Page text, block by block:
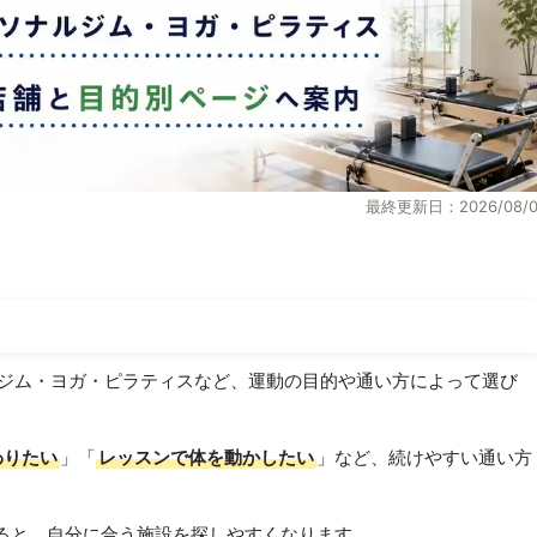
最終更新日：2026/08/
ム・ヨガ・ピラティスなど、運動の目的や通い方によって選び
たい 」「レッスンで体を動かしたい 」など、続けやすい通い方